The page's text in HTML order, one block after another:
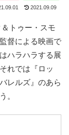
2021.09.09
トゥー・スモ
督による映画で
ハラハラする展
れでは『ロッ
レルズ』のあら
。